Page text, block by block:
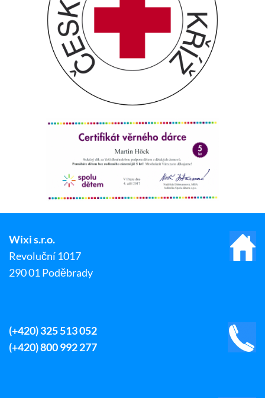
Wixi s.r.o.
Revoluční 1017
290 01 Poděbrady
(+420) 325 513 052
(+420) 800 992 277